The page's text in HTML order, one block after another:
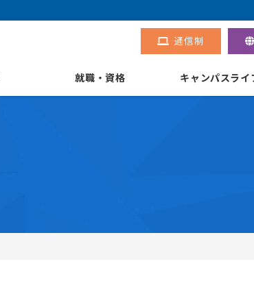
通信制
就職・資格 キャンパスライ